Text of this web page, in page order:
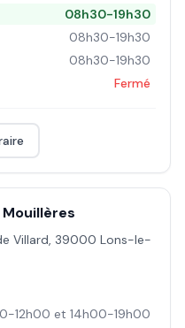
08h30-19h30
08h30-19h30
08h30-19h30
Fermé
Villard, 39000 Lons-le-
12h00 et 14h00-19h00